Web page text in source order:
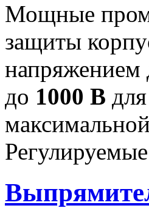
Мощные
защиты
напряжением
до 1000 В